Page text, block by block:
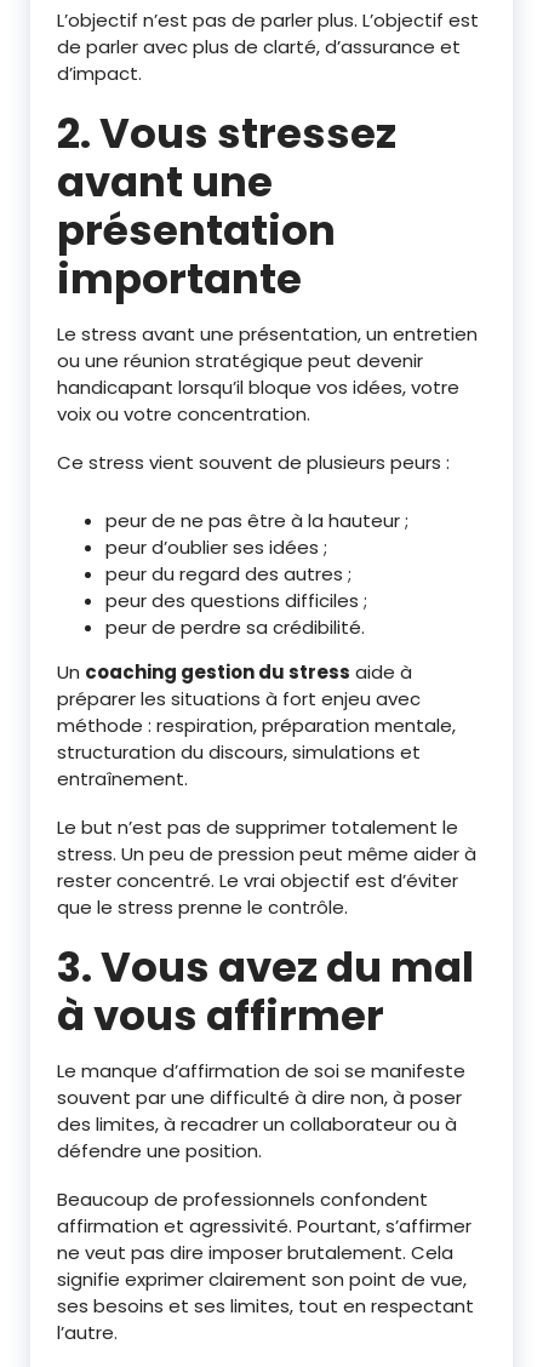
L’objectif n’est pas de parler plus. L’objectif est
de parler avec plus de clarté, d’assurance et
d’impact.
2. Vous stressez
avant une
présentation
importante
Le stress avant une présentation, un entretien
ou une réunion stratégique peut devenir
handicapant lorsqu’il bloque vos idées, votre
voix ou votre concentration.
Ce stress vient souvent de plusieurs peurs :
peur de ne pas être à la hauteur ;
peur d’oublier ses idées ;
peur du regard des autres ;
peur des questions difficiles ;
peur de perdre sa crédibilité.
Un coaching gestion du stress aide à
préparer les situations à fort enjeu avec
méthode : respiration, préparation mentale,
structuration du discours, simulations et
entraînement.
Le but n’est pas de supprimer totalement le
stress. Un peu de pression peut même aider à
rester concentré. Le vrai objectif est d’éviter
que le stress prenne le contrôle.
3. Vous avez du mal
à vous affirmer
Le manque d’affirmation de soi se manifeste
souvent par une difficulté à dire non, à poser
des limites, à recadrer un collaborateur ou à
défendre une position.
Beaucoup de professionnels confondent
affirmation et agressivité. Pourtant, s’affirmer
ne veut pas dire imposer brutalement. Cela
signifie exprimer clairement son point de vue,
ses besoins et ses limites, tout en respectant
l’autre.